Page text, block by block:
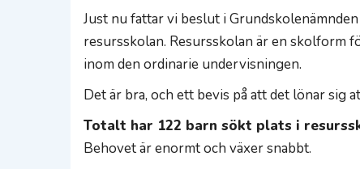
Just nu fattar vi beslut i
resursskolan. Resursskolan är en skolform
inom den ordinarie undervisningen.
Det är bra, och ett bevis på att det lönar sig
Totalt har 122 barn sökt plats i
Behovet är enormt och växer snabbt.